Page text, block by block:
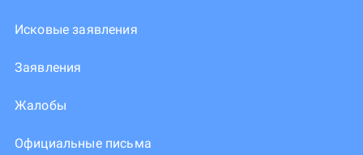
Исковые заявления
Заявления
Жалобы
Официальные письма